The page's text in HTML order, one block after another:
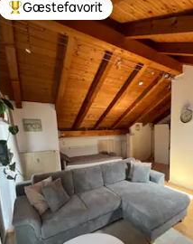
bedømmelse,
Bedste gæstefavorit
Gæstefavorit